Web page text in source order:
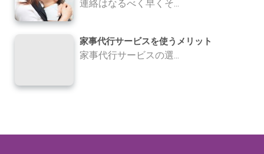
連絡はなるべく早くそ...
家事代行サービスを使うメリット
家事代行サービスの選...